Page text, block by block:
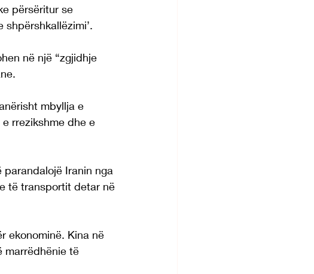
përsëritur se
në një “zgjidhje
mbyllja e
rrezikshme dhe e
Iranin nga
të transportit detar në
ekonominë. Kina në
marrëdhënie të